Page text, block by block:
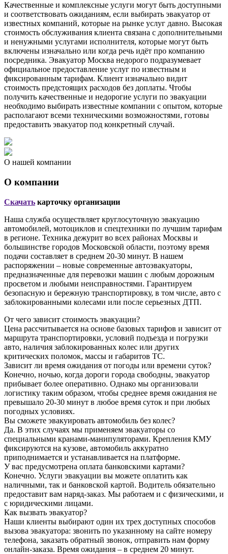
Качественные и комплексные услуги могут быть доступными
и соответствовать ожиданиям, если выбирать эвакуатор от
известных компаний, которые на рынке услуг давно. Высокая
стоимость обслуживания клиента связана с дополнительными
и ненужными услугами исполнителя, которые могут быть
включены изначально или когда речь идёт про компанию
посредника. Эвакуатор Москва недорого подразумевает
официальное предоставление услуг по известным и
фиксированным тарифам. Клиент изначально видит
стоимость предстоящих расходов без доплаты. Чтобы
получить качественные и недорогие услуги по эвакуации
необходимо выбирать известные компании с опытом, которые
располагают всеми техническими возможностями, готовы
предоставить эвакуатор под конкретный случай.
О нашей компании
О компании
Скачать карточку организации
Наша служба осуществляет круглосуточную эвакуацию
автомобилей, мотоциклов и спецтехники по лучшим тарифам
в регионе. Техника дежурит во всех районах Москвы и
большинстве городов Московской области, поэтому время
подачи составляет в среднем 20-30 минут. В нашем
распоряжении – новые современные автоэвакуаторы,
предназначенные для перевозки машин с любым дорожным
просветом и любыми неисправностями. Гарантируем
безопасную и бережную транспортировку, в том числе, авто с
заблокированными колесами или после серьезных ДТП.
От чего зависит стоимость эвакуации?
Цена рассчитывается на основе базовых тарифов и зависит от
маршрута транспортировки, условий подъезда и погрузки
авто, наличия заблокированных колес или других
критических поломок, массы и габаритов ТС.
Зависит ли время ожидания от погоды или времени суток?
Конечно, ночью, когда дороги города свободны, эвакуатор
прибывает более оперативно. Однако мы организовали
логистику таким образом, чтобы среднее время ожидания не
превышало 20-30 минут в любое время суток и при любых
погодных условиях.
Вы сможете эвакуировать автомобиль без колес?
Да. В этих случаях мы применяем эвакуаторы со
специальными кранами-манипуляторами. Крепления КМУ
фиксируются на кузове, автомобиль аккуратно
приподнимается и устанавливается на платформе.
У вас предусмотрена оплата банковскими картами?
Конечно. Услуги эвакуации вы можете оплатить как
наличными, так и банковской картой. Водитель обязательно
предоставит вам наряд-заказ. Мы работаем и с физическими, и
с юридическими лицами.
Как вызвать эвакуатор?
Наши клиенты выбирают один их трех доступных способов
вызова эвакуатора: звонить по указанному на сайте номеру
телефона, заказать обратный звонок, отправить нам форму
онлайн-заказа. Время ожидания – в среднем 20 минут.